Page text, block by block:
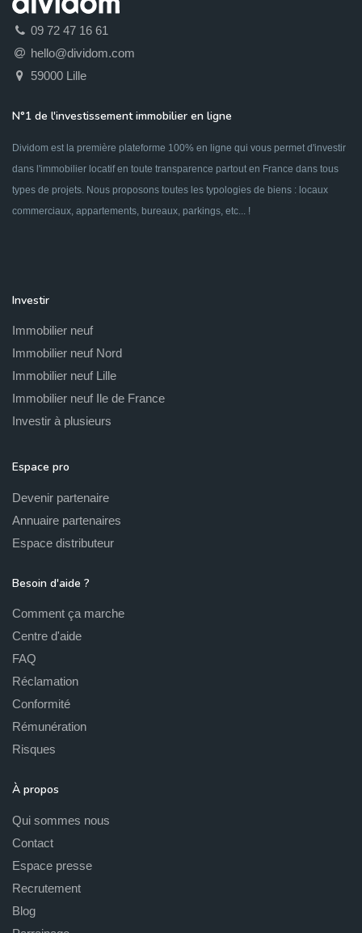
09 72 47 16 61
hello@dividom.com
59000 Lille
N°1 de l'investissement immobilier en ligne
Dividom est la première plateforme 100% en ligne qui vous permet d'investir
dans l'immobilier locatif en toute transparence partout en France dans tous
types de projets. Nous proposons toutes les typologies de biens : locaux
commerciaux, appartements, bureaux, parkings, etc... !
Investir
Immobilier neuf
Immobilier neuf Nord
Immobilier neuf Lille
Immobilier neuf Ile de France
Investir à plusieurs
Espace pro
Devenir partenaire
Annuaire partenaires
Espace distributeur
Besoin d'aide ?
Comment ça marche
Centre d'aide
FAQ
Réclamation
Conformité
Rémunération
Risques
À propos
Qui sommes nous
Contact
Espace presse
Recrutement
Blog